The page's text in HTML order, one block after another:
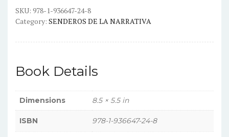
SKU: 978-1-936647-24-8
Category: SENDEROS DE LA NARRATIVA
Book Details
Dimensions 8.5 × 5.5 in
ISBN 978-1-936647-24-8